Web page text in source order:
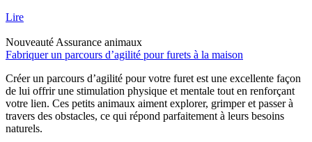
Lire
Nouveauté Assurance animaux
Fabriquer un parcours d’agilité pour furets à la maison
Créer un parcours d’agilité pour votre furet est une excellente façon
de lui offrir une stimulation physique et mentale tout en renforçant
votre lien. Ces petits animaux aiment explorer, grimper et passer à
travers des obstacles, ce qui répond parfaitement à leurs besoins
naturels.